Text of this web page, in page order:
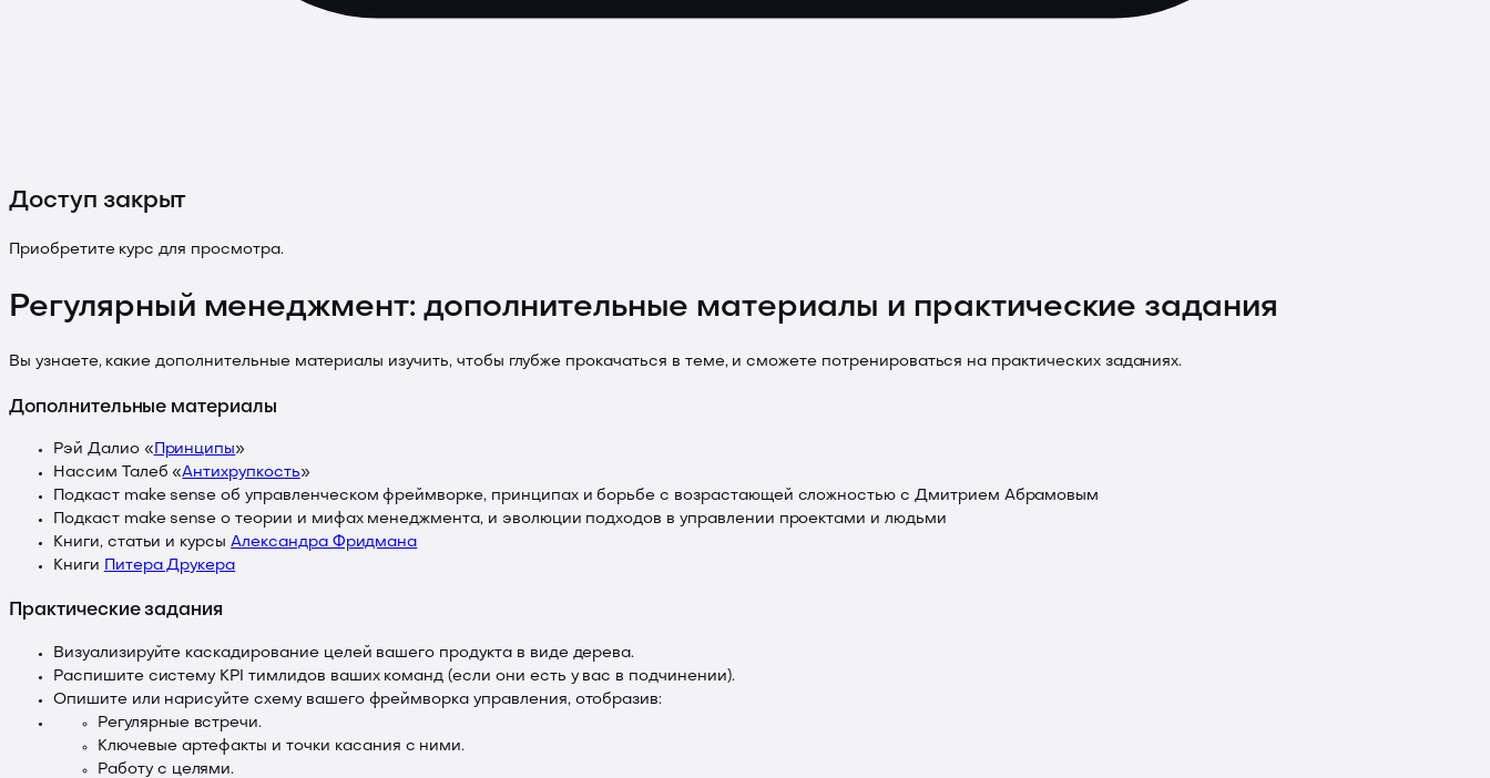
Доступ закрыт
Приобретите курс для просмотра.
Регулярный менеджмент: дополнительные материалы и практические задания
Вы узнаете, какие дополнительные материалы изучить, чтобы глубже прокачаться в теме, и сможете потренироваться на практических заданиях.
Дополнительные материалы
Рэй Далио « Принципы»
Нассим Талеб «Антихрупкость»
Подкаст make sense об управленческом фреймворке, принципах и борьбе с возрастающей сложностью с Дмитрием Абрамовым
Подкаст make sense о теории и мифах менеджмента, и эволюции подходов в управлении проектами и людьми
Книги, статьи и курсыАлександра Фридмана
Книги
Питера Друкера
Практические задания
Визуализируйте каскадирование целей вашего продукта в виде дерева.
Распишите систему KPI тимлидов ваших команд (если они есть у вас в подчинении).
Опишите или нарисуйте схему вашего фреймворка управления, отобразив:
Регулярные встречи.
Ключевые артефакты и точки касания с ними.
Работу с целями.